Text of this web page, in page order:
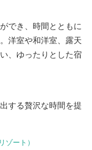
でき、時間とともに
洋室や和洋室、露天
、ゆったりとした宿
する贅沢な時間を提
ート）